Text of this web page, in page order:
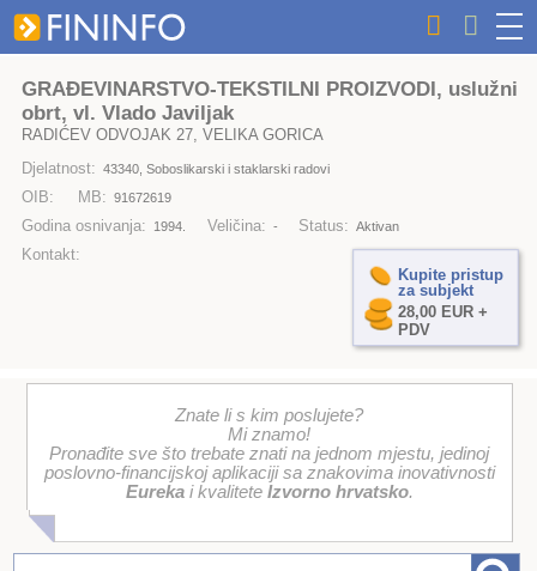
GRAĐEVINARSTVO-TEKSTILNI PROIZVODI, uslužni
obrt, vl. Vlado Javiljak
RADIĆEV ODVOJAK 27, VELIKA GORICA
Djelatnost: 43340, Soboslikarski i staklarski radovi
OIB: MB: 91672619
Godina osnivanja: 1994. Veličina: - Status: Aktivan
Kontakt:
Kupite pristup
za subjekt
28,00 EUR +
PDV
Znate li s kim poslujete?
Mi znamo!
Pronađite sve što trebate znati na jednom mjestu, jedinoj
poslovno-financijskoj aplikaciji sa znakovima inovativnosti
Eurekai kvalitete Izvorno hrvatsko.